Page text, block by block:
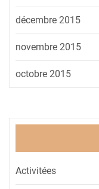
décembre 2015
novembre 2015
octobre 2015
Activitées